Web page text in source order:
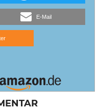
E-Mail